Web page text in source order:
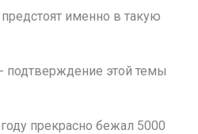
именно в такую
этой темы
прекрасно бежал 5000